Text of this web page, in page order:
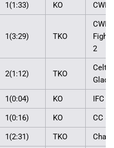
1(1:33) KO
1(3:29) TKO
Fight
2
2(1:12) TKO
Celtic
1(0:04) KO IFC 4
1(0:16) KO CC 8
1(2:31) TKO